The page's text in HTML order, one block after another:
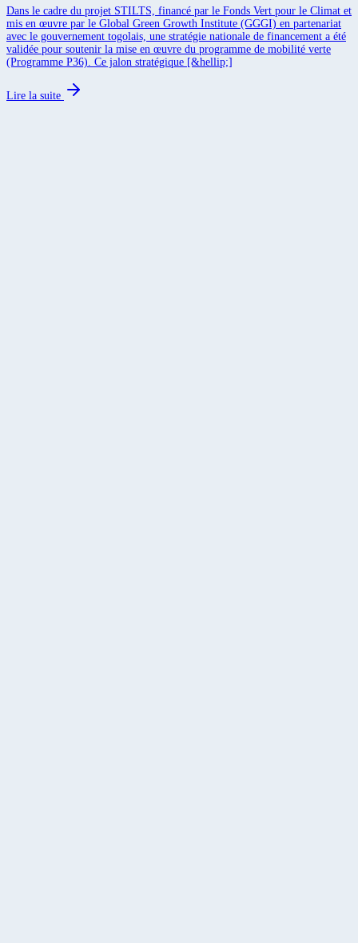
Dans le cadre du projet STILTS, financé par le Fonds Vert pour le Climat et
mis en œuvre par le Global Green Growth Institute (GGGI) en partenariat
avec le gouvernement togolais, une stratégie nationale de financement a été
validée pour soutenir la mise en œuvre du programme de mobilité verte
(Programme P36). Ce jalon stratégique [&hellip;]
Lire la suite